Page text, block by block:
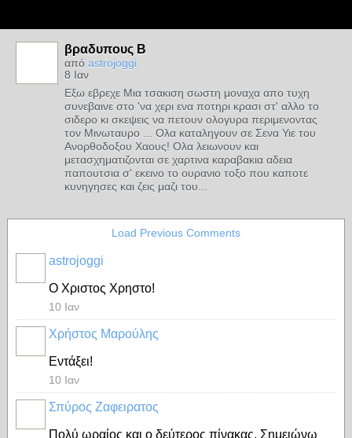
βραδυπους Β
από astrojoggi
8 Ιαν
Εξω εβρεχε Μια τσακιση σωστη μοναχα απο τυχη
συνεβαινε στο 'να χερι ενα ποτηρι κρασι στ' αλλο το
σιδερο κι σκεψεις να πετουν ολογυρα περιμενοντας
τον Μινωταυρο ... Ολα καταληγουν σε Σενα Υιε του
Ανορθοδοξου Χαους! Ολα λειωνουν και
μετασχηματιζονται σε χαρτινα καραβακια αδεια
παπουτσια σ' εκεινο το ουρανιο τοξο που καποτε
κυνηγησες και ζεις μαζι του...
Load Previous Comments
astrojoggi
Ο Χριστος Χρηστο!
10 Ιαν
Χρήστος Μαρούλης
Εντάξει!
10 Ιαν
Σπύρος Ζαφειρατος
Πολύ ωραίος και ο δεύτερος πίνακας. Σημειώνω